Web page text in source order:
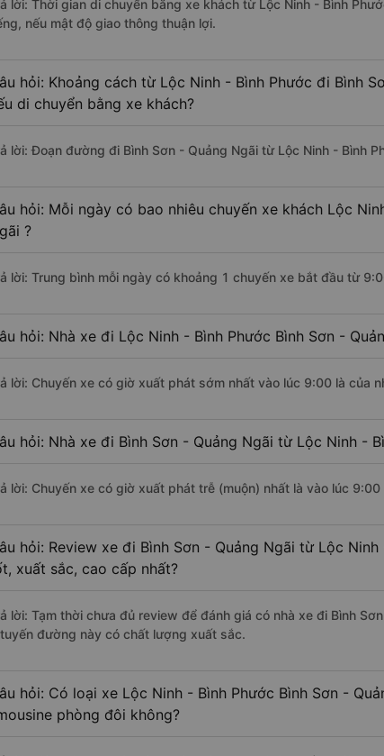
lời: Thời gian di chuyển bằng xe khách từ Lộc Ninh - Bình
nếu mật độ giao thông thuận lợi.
hỏi: Khoảng cách từ Lộc Ninh - Bình Phước đi Bình
di chuyển bằng xe khách?
lời: Đoạn đường đi Bình Sơn - Quảng Ngãi từ Lộc Ninh - Bình
hỏi: Mỗi ngày có bao nhiêu chuyến xe khách Lộc
?
lời: Trung bình mỗi ngày có khoảng 1 chuyến xe bắt đầu từ
hỏi: Nhà xe đi Lộc Ninh - Bình Phước Bình Sơn -
lời: Chuyến xe có giờ xuất phát sớm nhất vào lúc 9:00 là của
hỏi: Nhà xe đi Bình Sơn - Quảng Ngãi từ Lộc Ninh -
lời: Chuyến xe có giờ xuất phát trễ (muộn) nhất là vào lúc 9:00
hỏi: Review xe đi Bình Sơn - Quảng Ngãi từ Lộc
xuất sắc, cao cấp nhất?
lời: Tạm thời chưa đủ review để đánh giá có nhà xe đi Bình
đường này có chất lượng xuất sắc.
hỏi: Có loại xe Lộc Ninh - Bình Phước Bình Sơn -
phòng đôi không?